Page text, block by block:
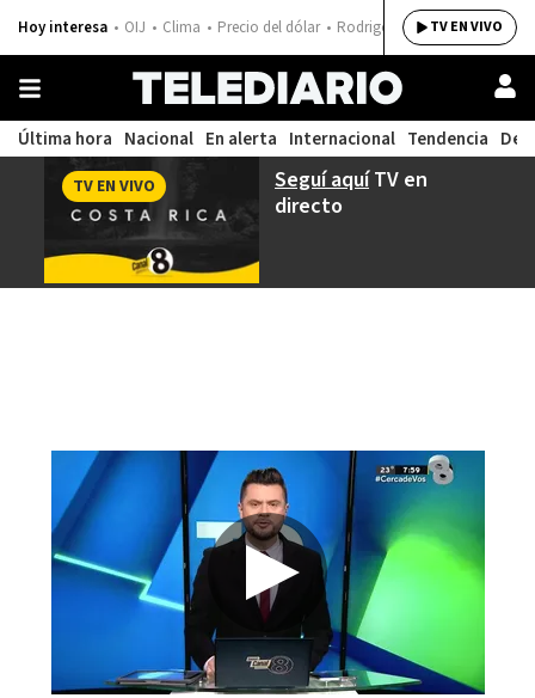
Hoy interesa OIJ Clima Precio del dólar Rodrigo ChavesTV EN VIVO
Última hora Nacional En alerta Internacional Tendencia
Seguí aquíTV en
directo
TV EN VIVO